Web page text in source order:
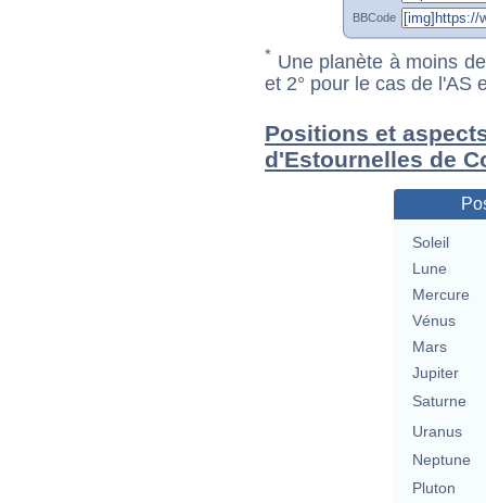
BBCode
* Une planète à moins
et 2° pour le cas de l'AS
Positions et
d'Estournelles de
Soleil
Lune
Mercure
Vénus
Mars
Jupiter
Saturne
Uranus
Neptune
Pluton